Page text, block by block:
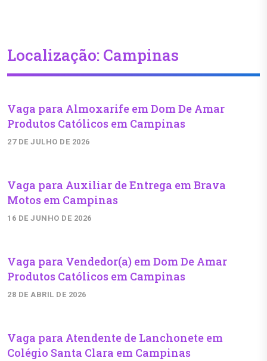
Localização: Campinas
Vaga para Almoxarife em Dom De Amar
Produtos Católicos em Campinas
27 DE JULHO DE 2026
Vaga para Auxiliar de Entrega em Brava
Motos em Campinas
16 DE JUNHO DE 2026
Vaga para Vendedor(a) em Dom De Amar
Produtos Católicos em Campinas
28 DE ABRIL DE 2026
Vaga para Atendente de Lanchonete em
Colégio Santa Clara em Campinas